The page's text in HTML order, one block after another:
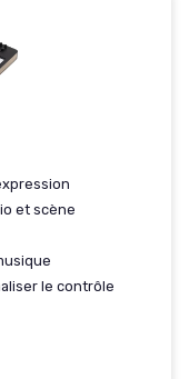
et scène
le contrôle